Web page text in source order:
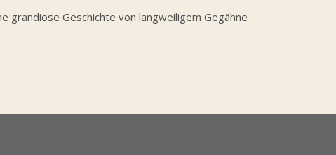
grandiose Geschichte von langweiligem Gegähne